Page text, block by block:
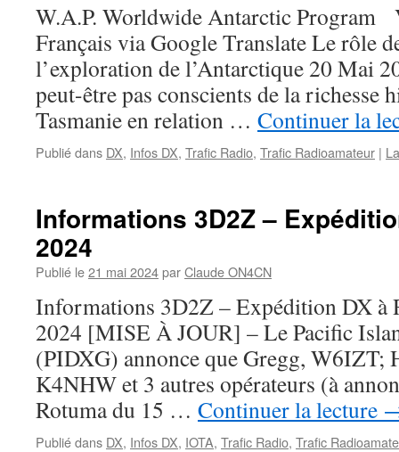
W.A.P. Worldwide Antarctic Program
Français via Google Translate Le rôle
l’exploration de l’Antarctique 20 Mai
peut-être pas conscients de la richesse
Tasmanie en relation … Continuer la
Publié dans DX, Infos DX, Trafic Radio, Trafic Radioamateur |
Informations 3D2Z –
2024
Publié le21 mai 2024parClaude ON4CN
Informations 3D2Z – Expédition DX à
2024 [MISE À JOUR] – Le Pacific
(PIDXG) annonce que Gregg, W6IZT;
K4NHW et 3 autres opérateurs (à
Rotuma du 15 … Continuer la lecture
Publié dans DX, Infos DX, IOTA, Trafic Radio, Trafic